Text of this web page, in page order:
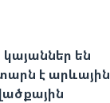
են
է արևային